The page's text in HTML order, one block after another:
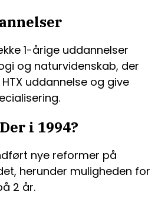
1-årige uddannelser
og naturvidenskab, der
uddannelse og give
i 1994?
nye reformer på
herunder muligheden for
2 år.